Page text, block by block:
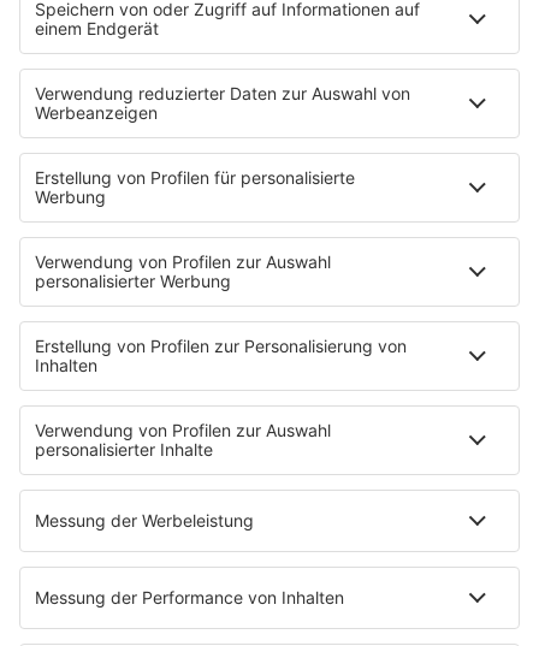
Ihr könnt die Wacken Radio-App natürlich auch ganz
bequem und sicher über das Infotainmentsystem Eures
Auto steuern.
Dazu müsst Ihr Euer Smartphone nur über das USB-
Kabel oder via Bluetooth mit Eurem Apple Carplay-
bzw. Android Auto-fähigen Gefährt verbinden.
Anschließend könnt ihr das Handy getrost ablegen und
die Wacken Radio-App auch während der Fahrt ganz
sicher bedienen. Ihr müsst also unterwegs zu keiner
Zeit auf den Sound des Wacken Open Airs verzichten!
HOME
STREAMS